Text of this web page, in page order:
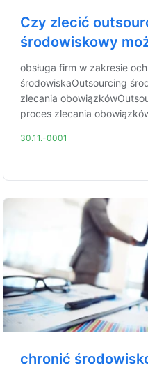
Czy zlecić
środowiskowy
obsługa firm w zakresie
środowiskaOutsourcing
zlecania
proces zlecania
30.11.-0001
chronić